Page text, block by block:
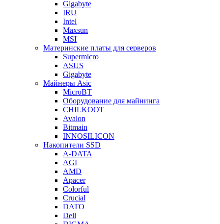
Gigabyte
IRU
Intel
Maxsun
MSI
Материнские платы для серверов
Supermicro
ASUS
Gigabyte
Майнеры Asic
MicroBT
Оборудование для майнинга
CHILKOOT
Avalon
Bitmain
INNOSILICON
Накопители SSD
A-DATA
AGI
AMD
Apacer
Colorful
Crucial
DATO
Dell